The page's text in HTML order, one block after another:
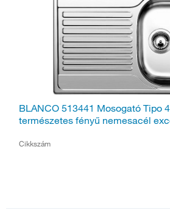
BLANCO 513441 Mosogató Tipo
természetes fényű nemesacél
Cikkszám